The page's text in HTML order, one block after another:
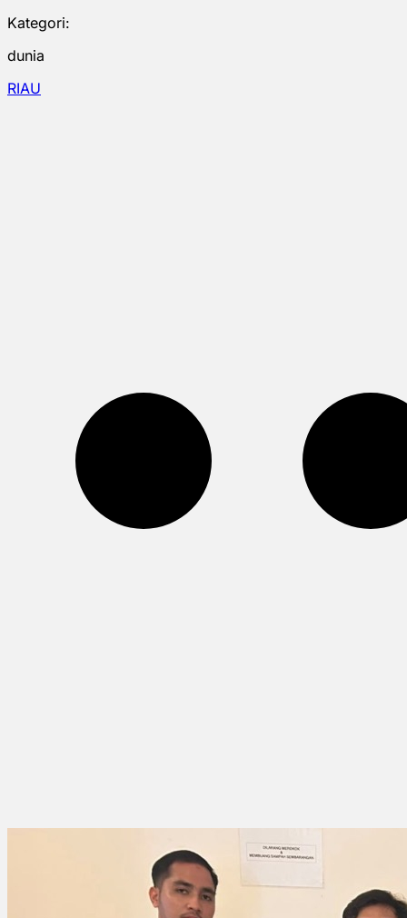
Kategori:
dunia
RIAU